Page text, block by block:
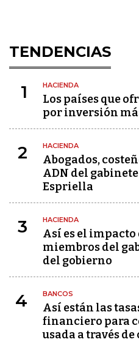
TENDENCIAS
1 HACIENDA
Los países que
por inversión
2 HACIENDA
Abogados,
ADN del
Espriella
3 HACIENDA
Así es el
miembros del
del gobierno
4 BANCOS
Así están las
financiero para
usada a través